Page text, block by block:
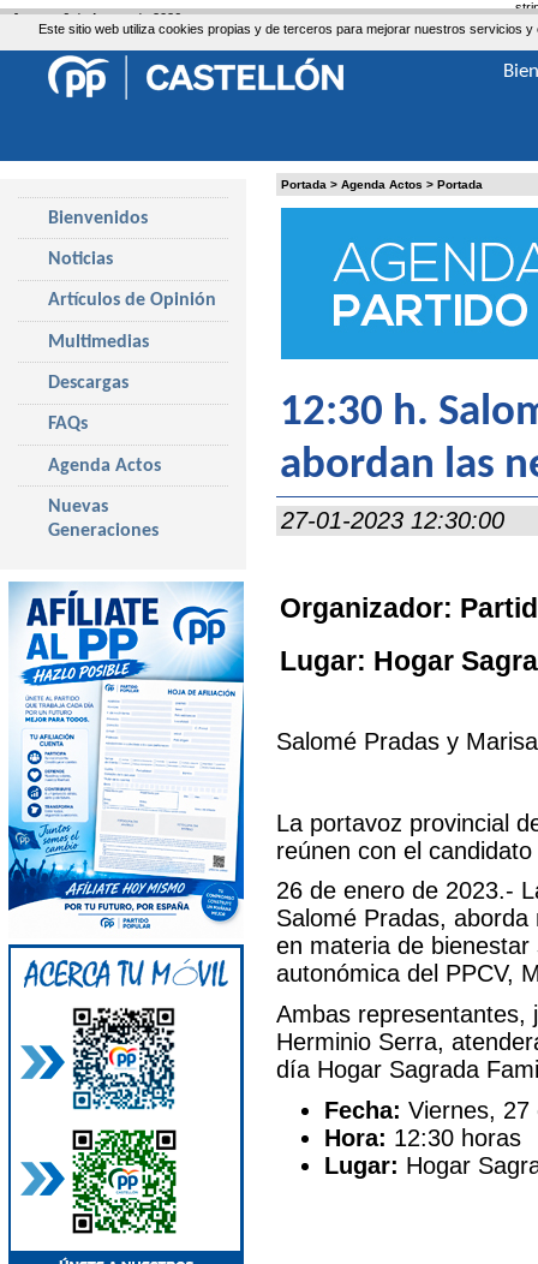
Este sitio web utiliza cookies propias y de terceros para mejorar nuestros servicios
Portada > Agenda Actos > Portada
12:30 h.
abordan las
27-01-2023 12:30:00
Organizador:
Lugar: Hogar
Salomé Pradas y
La portavoz provincial
reúnen con el
26 de enero de 2023.-
Salomé Pradas,
en materia de
autonómica del PPCV,
Ambas representantes,
Herminio Serra,
día Hogar Sagrada
Fecha: Viernes, 27
Hora: 12:30 horas
Lugar: Hogar
Bienvenidos
Noticias
Artículos de Opinión
Multimedias
Descargas
FAQs
Agenda Actos
Nuevas
Generaciones
Jueves, 6 de Agosto de 2026